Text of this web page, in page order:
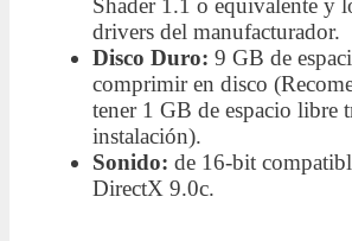
Shader 1.1 o equivalente y
drivers del manufacturador.
Disco Duro: 9 GB de
comprimir en disco
tener 1 GB de espacio libre
instalación).
Sonido: de 16-bit
DirectX 9.0c.